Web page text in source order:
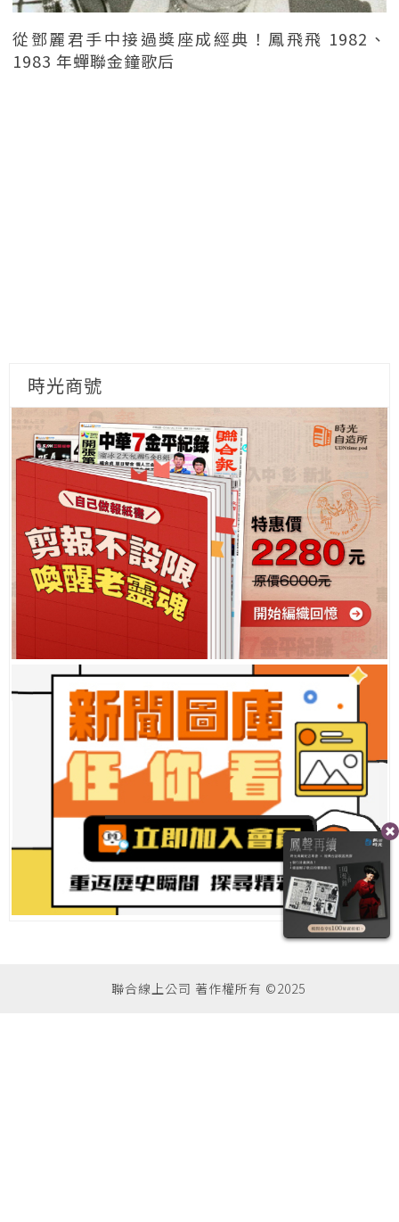
從鄧麗君手中接過獎座成經典！鳳飛飛 1982、
1983 年蟬聯金鐘歌后
時光商號
聯合線上公司 著作權所有 ©2025